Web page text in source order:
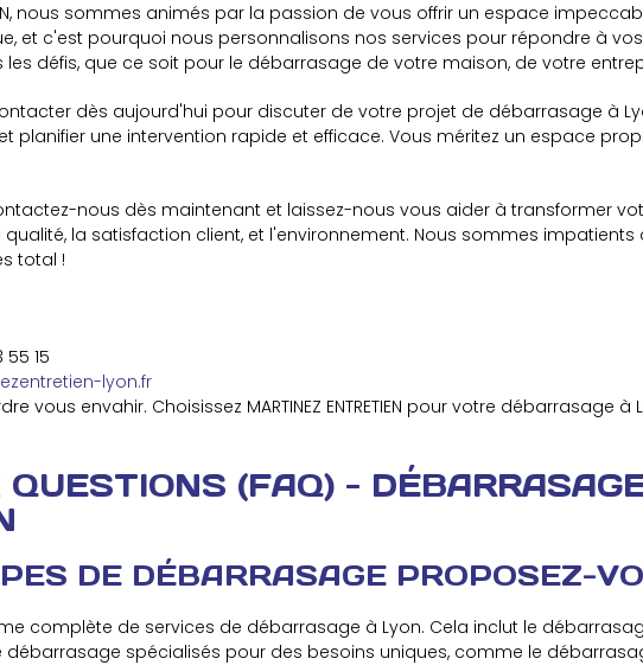
nous sommes animés par la passion de vous offrir un espace
et c'est pourquoi nous personnalisons nos services pour répondre à
les défis, que ce soit pour le débarrasage de votre maison, de votre
dès aujourd'hui pour discuter de votre projet de débarrasage à
planifier une intervention rapide et efficace. Vous méritez un espace
nous dès maintenant et laissez-nous vous aider à transformer
la satisfaction client, et l'environnement. Nous sommes
total !
15
lyon.fr
vous envahir. Choisissez MARTINEZ ENTRETIEN pour votre
QUESTIONS (FAQ) -
DE DÉBARRASAGE PROPOSEZ-
complète de services de débarrasage à Lyon. Cela inclut le
débarrasage spécialisés pour des besoins uniques, comme le